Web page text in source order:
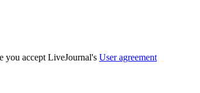
you accept LiveJournal's User agreement